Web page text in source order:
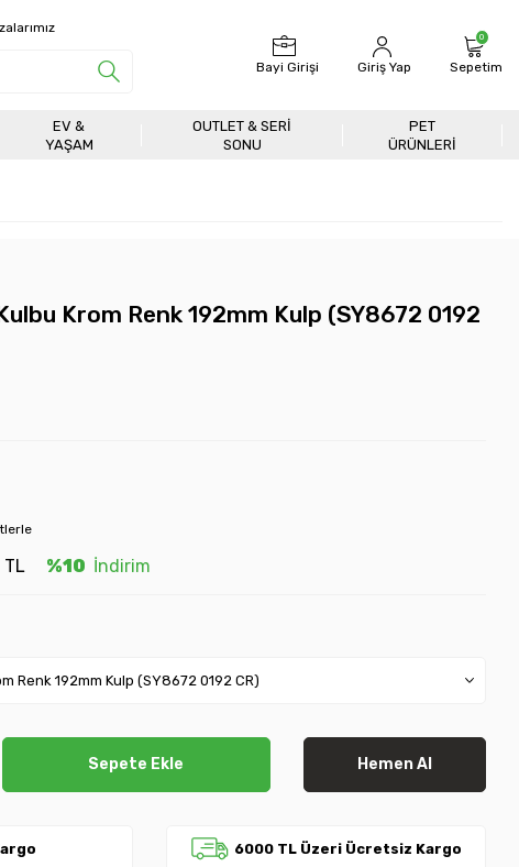
Bayi Girişi Giriş Yap
0
Sepetim
EV &
YAŞAM
OUTLET & SERI
SONU
PET
ÜRÜNLERİ
Krom Renk 192mm Kulp (SY8672 0192
TL %10 İndirim
Sepete Ekle Hemen Al
6000 TL Üzeri Ücretsiz Kargo